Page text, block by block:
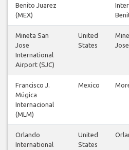
Benito Juarez
(MEX)
Mineta San
Jose
International
Airport (SJC)
United
States
Jose
Francisco J.
Múgica
Internacional
(MLM)
Mexico
Orlando
International
United
States